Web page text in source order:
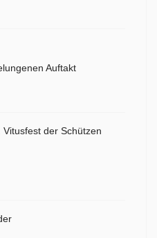
Auftakt
der Schützen